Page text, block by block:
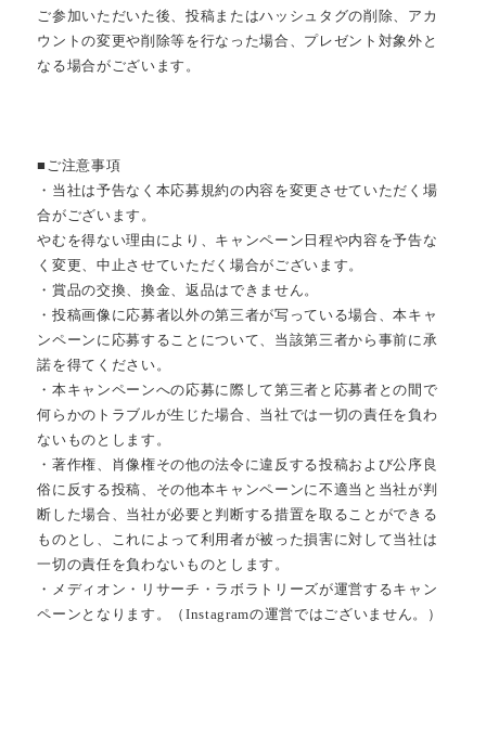
ご参加いただいた後、投稿またはハッシュタグの削除、アカ
ウントの変更や削除等を行なった場合、プレゼント対象外と
なる場合がございます。
■ご注意事項
・当社は予告なく本応募規約の内容を変更させていただく場
合がございます。
やむを得ない理由により、キャンペーン日程や内容を予告な
く変更、中止させていただく場合がございます。
・賞品の交換、換金、返品はできません。
・投稿画像に応募者以外の第三者が写っている場合、本キャ
ンペーンに応募することについて、当該第三者から事前に承
諾を得てください。
・本キャンペーンへの応募に際して第三者と応募者との間で
何らかのトラブルが生じた場合、当社では一切の責任を負わ
ないものとします。
・著作権、肖像権その他の法令に違反する投稿および公序良
俗に反する投稿、その他本キャンペーンに不適当と当社が判
断した場合、当社が必要と判断する措置を取ることができる
ものとし、これによって利用者が被った損害に対して当社は
一切の責任を負わないものとします。
・メディオン・リサーチ・ラボラトリーズが運営するキャン
ペーンとなります。（Instagramの運営ではございません。）